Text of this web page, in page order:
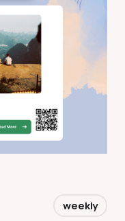
weekly